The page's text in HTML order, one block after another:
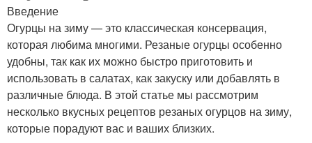
Введение
Огурцы на зиму — это классическая консервация,
которая любима многими. Резаные огурцы особенно
удобны, так как их можно быстро приготовить и
использовать в салатах, как закуску или добавлять в
различные блюда. В этой статье мы рассмотрим
несколько вкусных рецептов резаных огурцов на зиму,
которые порадуют вас и ваших близких.